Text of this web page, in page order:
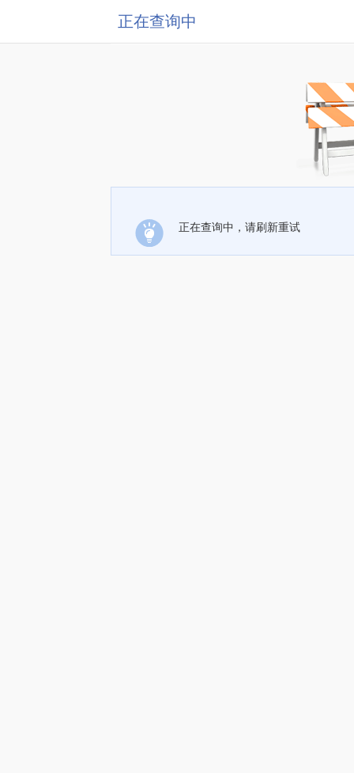
正在查询中
正在查询中，请刷新重试